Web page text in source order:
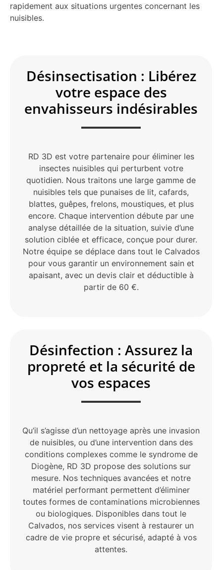
rapidement aux situations urgentes concernant les
nuisibles.
Désinsectisation : Libérez
votre espace des
envahisseurs indésirables
RD 3D est votre partenaire pour éliminer les
insectes nuisibles qui perturbent votre
quotidien. Nous traitons une large gamme de
nuisibles tels que punaises de lit, cafards,
blattes, guêpes, frelons, moustiques, et plus
encore. Chaque intervention débute par une
analyse détaillée de la situation, suivie d’une
solution ciblée et efficace, conçue pour durer.
Notre équipe se déplace dans tout le Calvados
pour vous garantir un environnement sain et
apaisant, avec un devis clair et déductible à
partir de 60 €.
Désinfection : Assurez la
propreté et la sécurité de
vos espaces
Qu’il s’agisse d’un nettoyage après une invasion
de nuisibles, ou d’une intervention dans des
conditions complexes comme le syndrome de
Diogène, RD 3D propose des solutions sur
mesure. Nos techniques avancées et notre
matériel performant permettent d’éliminer
toutes formes de contaminations microbiennes
ou biologiques. Disponibles dans tout le
Calvados, nos services visent à restaurer un
cadre de vie propre et sécurisé, adapté à vos
attentes.